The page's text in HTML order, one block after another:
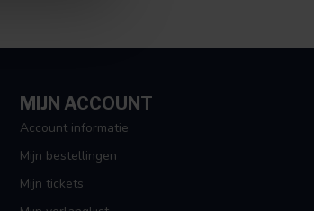
MIJN ACCOUNT
Account informatie
Mijn bestellingen
Mijn tickets